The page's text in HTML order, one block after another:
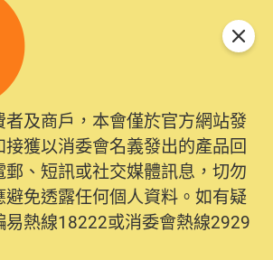
者及商戶，本會僅於官方網站發
獲以消委會名義發出的產品回
、短訊或社交媒體訊息，切勿
免透露任何個人資料。如有疑
易熱線18222或消委會熱線2929
關閉